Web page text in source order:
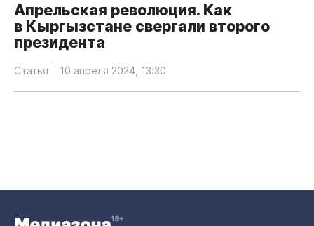
Апрельская революция. Как
в Кыргызстане свергали второго
президента
Статья 10 апреля 2024, 13:30